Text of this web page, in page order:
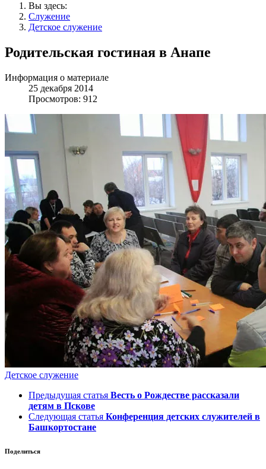
Вы здесь:
Служение
Детское служение
Родительская гостиная в Анапе
Информация о материале
25 декабря 2014
Просмотров: 912
Детское служение
Предыдущая статья Весть о Рождестве рассказали
детям в Пскове
Следующая статья Конференция детских служителей в
Башкортостане
Поделиться